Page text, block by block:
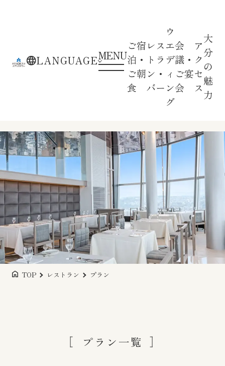
ご宿
泊・
ご朝
食
レス
トラ
ン・
バー
ウ
エ
デ
ィ
ン
グ
会
議・
ご宴
会
ア
ク
セ
ス
大
分
の
魅
力
LANGUAGEMENU
RESTAURANT
PLAN
TOP レストラン プラン
プラン一覧